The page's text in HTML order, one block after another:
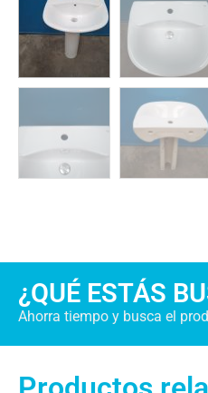
¿QUÉ ESTÁS
Ahorra tiempo y busca el